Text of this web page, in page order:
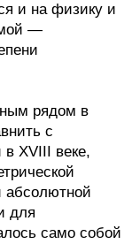
и на физику и
—
рядом в
с
XVIII веке,
абсолютной
для
само собой